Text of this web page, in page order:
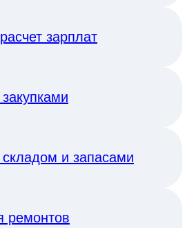
зарплат
и запасами
ремонтов